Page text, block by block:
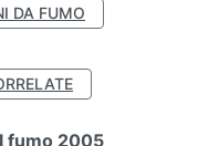
DA FUMO
fumo 2005